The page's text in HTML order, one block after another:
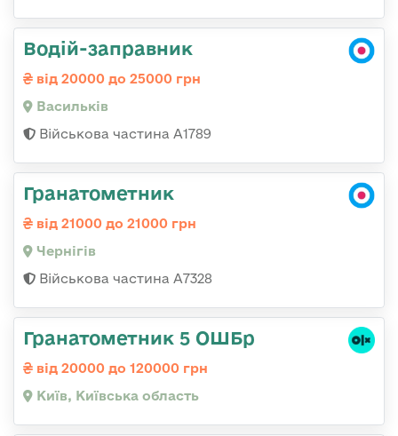
Водій-заправник
від 20000 до 25000 грн
Васильків
Військова частина А1789
Гранатометник
від 21000 до 21000 грн
Чернігів
Військова частина А7328
Гранатометник 5 ОШБр
від 20000 до 120000 грн
Київ, Київська область